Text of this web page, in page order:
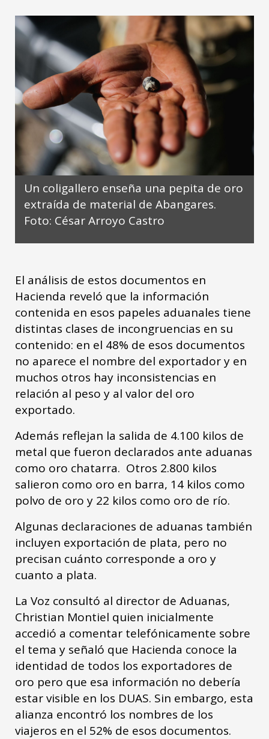
Un coligallero enseña una pepita de oro
extraída de material de Abangares.
Foto: César Arroyo Castro
El análisis de estos documentos en
Hacienda reveló que la información
contenida en esos papeles aduanales tiene
distintas clases de incongruencias en su
contenido: en el 48% de esos documentos
no aparece el nombre del exportador y en
muchos otros hay inconsistencias en
relación al peso y al valor del oro
exportado.
Además reflejan la salida de 4.100 kilos de
metal que fueron declarados ante aduanas
como oro chatarra. Otros 2.800 kilos
salieron como oro en barra, 14 kilos como
polvo de oro y 22 kilos como oro de río.
Algunas declaraciones de aduanas también
incluyen exportación de plata, pero no
precisan cuánto corresponde a oro y
cuanto a plata.
La Voz consultó al director de Aduanas,
Christian Montiel quien inicialmente
accedió a comentar telefónicamente sobre
el tema y señaló que Hacienda conoce la
identidad de todos los exportadores de
oro pero que esa información no debería
estar visible en los DUAS. Sin embargo, esta
alianza encontró los nombres de los
viajeros en el 52% de esos documentos.